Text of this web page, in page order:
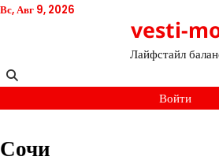
Перейти
Вс, Авг 9, 2026
vesti-
Лайфстайл
Войти
Сочи